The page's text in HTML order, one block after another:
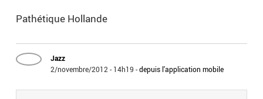
Pathétique Hollande
Jazz
2/novembre/2012 - 14h19 -depuis l'application mobile